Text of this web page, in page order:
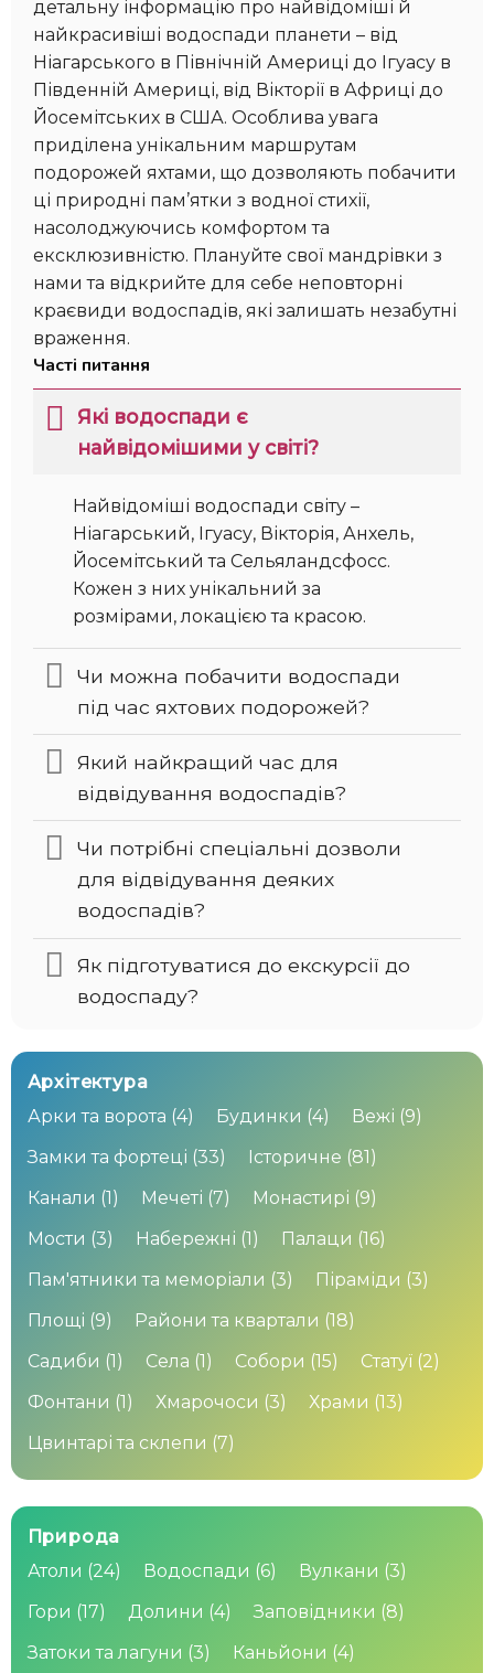
детальну інформацію про найвідоміші й
найкрасивіші водоспади планети – від
Ніагарського в Північній Америці до Ігуасу в
Південній Америці, від Вікторії в Африці до
Йосемітських в США. Особлива увага
приділена унікальним маршрутам
подорожей яхтами, що дозволяють побачити
ці природні пам’ятки з водної стихії,
насолоджуючись комфортом та
ексклюзивністю. Плануйте свої мандрівки з
нами та відкрийте для себе неповторні
краєвиди водоспадів, які залишать незабутні
враження.
Часті питання
Які водоспади є
найвідомішими у світі?
Найвідоміші водоспади світу –
Ніагарський, Ігуасу, Вікторія, Анхель,
Йосемітський та Сельяландсфосс.
Кожен з них унікальний за
розмірами, локацією та красою.
Чи можна побачити водоспади
під час яхтових подорожей?
Який найкращий час для
відвідування водоспадів?
Чи потрібні спеціальні дозволи
для відвідування деяких
водоспадів?
Як підготуватися до екскурсії до
водоспаду?
Архітектура
Арки та ворота (4) Будинки (4) Вежі (9)
Замки та фортеці (33) Історичне (81)
Канали (1) Мечеті (7) Монастирі (9)
Мости (3) Набережні (1) Палаци (16)
Пам'ятники та меморіали (3) Піраміди (3)
Площі (9) Райони та квартали (18)
Садиби (1) Села (1) Собори (15) Статуї (2)
Фонтани (1) Хмарочоси (3) Храми (13)
Цвинтарі та склепи (7)
Природа
Атоли (24) Водоспади (6) Вулкани (3)
Гори (17) Долини (4) Заповідники (8)
Затоки та лагуни (3) Каньйони (4)